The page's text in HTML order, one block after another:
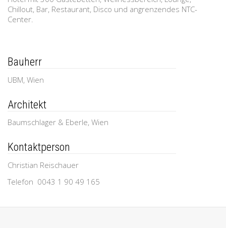
Chillout, Bar, Restaurant, Disco und angrenzendes NTC-
Center.
Bauherr
UBM, Wien
Architekt
Baumschlager & Eberle, Wien
Kontaktperson
Christian Reischauer
Telefon 0043 1 90 49 165